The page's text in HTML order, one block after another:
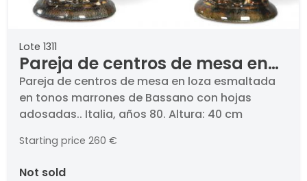
Lote 1311
Pareja de centros de mesa en
loza esmaltada en tonos
marrones de Bassano con
hojas adosadas. Italia, años 80
Pareja de centros de mesa en loza esmaltada
en tonos marrones de Bassano con hojas
adosadas.. Italia, años 80. Altura: 40 cm
Starting price 260 €
not sold